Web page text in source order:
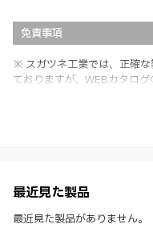
免責事項
※ スガツネ工業では、正確
ておりますが、WEBカタロ
社製品の使用ご検討、又は
※ 本WEBサイト製品情報の
約、プライバシーポリシー、
最近見た製品
最近見た製品がありません。